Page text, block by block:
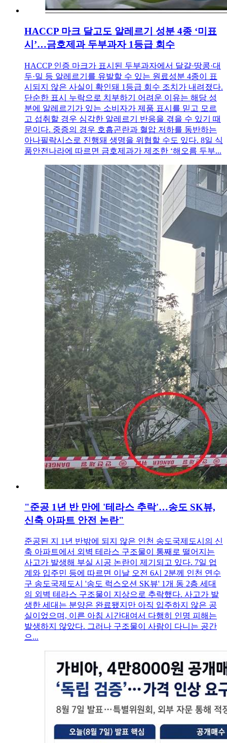
HACCP 마크 달고도 알레르기 성분 4종 ‘미표
시’…금호제과 두부과자 1등급 회수
HACCP 인증 마크가 표시된 두부과자에서 달걀·땅콩·대
두·밀 등 알레르기를 유발할 수 있는 원료성분 4종이 표
시되지 않은 사실이 확인돼 1등급 회수 조치가 내려졌다.
단순한 표시 누락으로 치부하기 어려운 이유는 해당 성
분에 알레르기가 있는 소비자가 제품 표시를 믿고 모르
고 섭취할 경우 심각한 알레르기 반응을 겪을 수 있기 때
문이다. 중증의 경우 호흡곤란과 혈압 저하를 동반하는
아나필락시스로 진행돼 생명을 위협할 수도 있다. 8일 식
품안전나라에 따르면 금호제과가 제조한 ‘해오름 두부...
"준공 1년 반 만에 '테라스 추락'…송도 SK뷰,
신축 아파트 안전 논란"
준공된 지 1년 반밖에 되지 않은 인천 송도국제도시의 신
축 아파트에서 외벽 테라스 구조물이 통째로 떨어지는
사고가 발생해 부실 시공 논란이 제기되고 있다. 7일 업
계와 입주민 등에 따르면 이날 오전 6시 2분께 인천 연수
구 송도국제도시 '송도 럭스오션 SK뷰' 1개 동 2층 세대
의 외벽 테라스 구조물이 지상으로 추락했다. 사고가 발
생한 세대는 분양은 완료됐지만 아직 입주하지 않은 공
실이었으며, 이른 아침 시간대여서 다행히 인명 피해는
발생하지 않았다. 그러나 구조물이 사람이 다니는 공간
으...